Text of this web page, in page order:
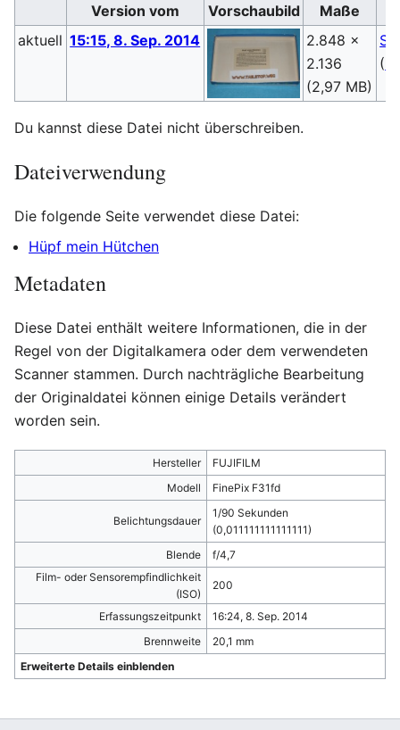
Version vom Vorschaubild
Maße
aktuell 15:15, 8. Sep. 2014
2.848 ×
2.136
(2,97 MB)
(
Du kannst diese Datei nicht überschreiben.
Dateiverwendung
Die folgende Seite verwendet diese Datei:
Hüpf mein Hütchen
Metadaten
Diese Datei enthält weitere Informationen, die in der
Regel von der Digitalkamera oder dem verwendeten
Scanner stammen. Durch nachträgliche Bearbeitung
der Originaldatei können einige Details verändert
worden sein.
Hersteller
FUJIFILM
Modell
FinePix F31fd
Belichtungsdauer
1/90 Sekunden
(0,011111111111111)
Blende
f/4,7
Film- oder Sensorempfindlichkeit
(ISO)
200
Erfassungszeitpunkt
16:24, 8. Sep. 2014
Brennweite
20,1 mm
Erweiterte Details einblenden